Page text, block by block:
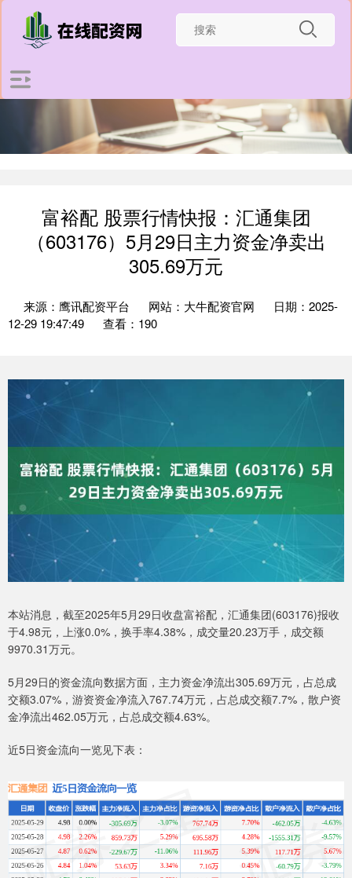
富裕配 股票行情快报：汇通集团
（603176）5月29日主力资金净卖出
305.69万元
来源：鹰讯配资平台 网站：大牛配资官网
日期：2025-
12-29 19:47:49
查看：190
本站消息，截至2025年5月29日收盘富裕配，汇通集团(603176)报收
于4.98元，上涨0.0%，换手率4.38%，成交量20.23万手，成交额
9970.31万元。
5月29日的资金流向数据方面，主力资金净流出305.69万元，占总成
交额3.07%，游资资金净流入767.74万元，占总成交额7.7%，散户资
金净流出462.05万元，占总成交额4.63%。
近5日资金流向一览见下表：